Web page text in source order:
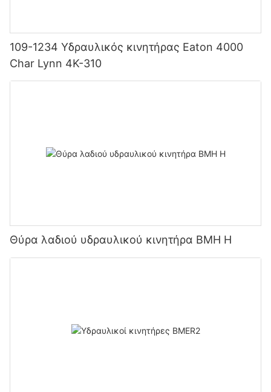
109-1234 Υδραυλικός κινητήρας Eaton 4000
Char Lynn 4K-310
Θύρα λαδιού υδραυλικού κινητήρα BMH H